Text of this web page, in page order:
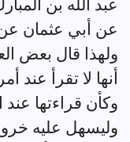
عبد الله بن
عن أبي عثمان
ولهذا قال بعض
أنها لا تقرأ عند
وكأن قراءتها عند
وليسهل عليه